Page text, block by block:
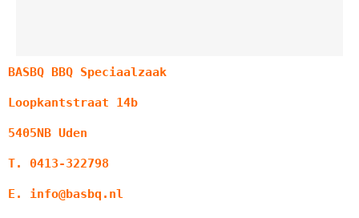
BASBQ BBQ Speciaalzaak
Loopkantstraat 14b
5405NB Uden
T. 0413-322798
E. info@basbq.nl